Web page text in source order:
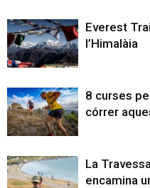
Everest
l’Himalàia
8 curses
córrer
La
encamina